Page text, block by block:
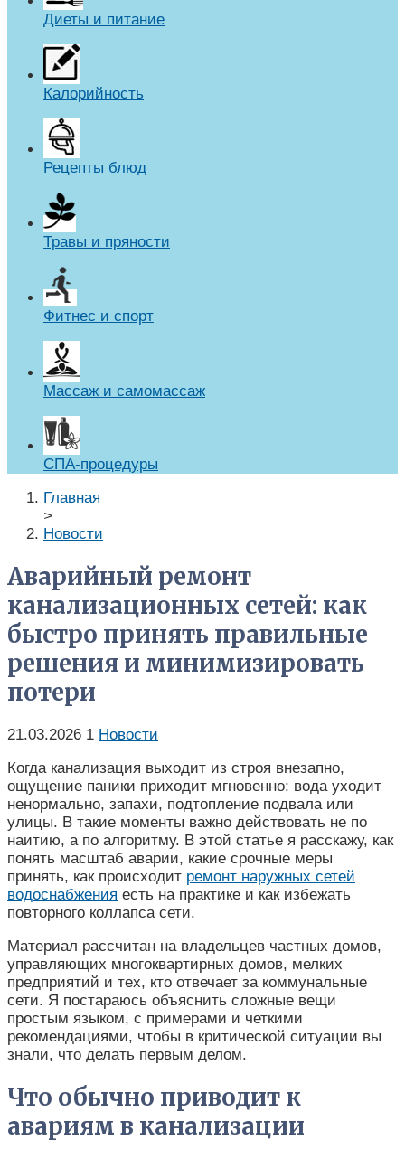
Диеты и питание
Калорийность
Рецепты блюд
Травы и пряности
Фитнес и спорт
Массаж и самомассаж
СПА-процедуры
Главная
>
Новости
Аварийный ремонт
канализационных сетей: как
быстро принять правильные
решения и минимизировать
потери
21.03.2026 1 Новости
Когда канализация выходит из строя внезапно,
ощущение паники приходит мгновенно: вода уходит
ненормально, запахи, подтопление подвала или
улицы. В такие моменты важно действовать не по
наитию, а по алгоритму. В этой статье я расскажу, как
понять масштаб аварии, какие срочные меры
принять, как происходит ремонт наружных сетей
водоснабжения есть на практике и как избежать
повторного коллапса сети.
Материал рассчитан на владельцев частных домов,
управляющих многоквартирных домов, мелких
предприятий и тех, кто отвечает за коммунальные
сети. Я постараюсь объяснить сложные вещи
простым языком, с примерами и четкими
рекомендациями, чтобы в критической ситуации вы
знали, что делать первым делом.
Что обычно приводит к
авариям в канализации